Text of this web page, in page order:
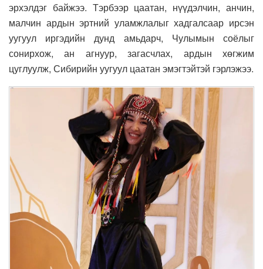
эрхэлдэг байжээ. Тэрбээр цаатан, нүүдэлчин, анчин,
малчин ардын эртний уламжлалыг хадгалсаар ирсэн
уугуул иргэдийн дунд амьдарч, Чулымын соёлыг
сонирхож, ан агнуур, загасчлах, ардын хөгжим
цуглуулж, Сибирийн уугуул цаатан эмэгтэйтэй гэрлэжээ.